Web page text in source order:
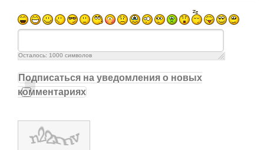
Осталось: 1000 символов
Подписаться на уведомления о новых
комментариях